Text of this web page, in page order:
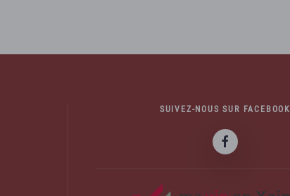
SUIVEZ-NOUS SUR FACEBOOK